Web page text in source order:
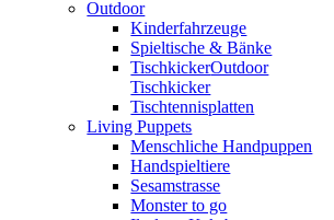
Outdoor
Kinderfahrzeuge
Spieltische & Bänke
TischkickerOutdoor
Tischkicker
Tischtennisplatten
Living Puppets
Menschliche Handpuppen
Handspieltiere
Sesamstrasse
Monster to go